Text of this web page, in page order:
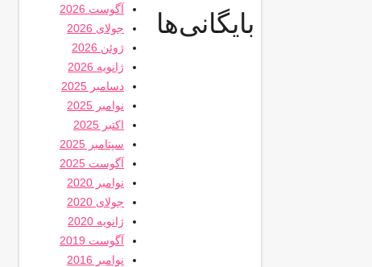
بایگانی‌ها
آگوست 2026
جولای 2026
ژوئن 2026
ژانویه 2026
دسامبر 2025
نوامبر 2025
اکتبر 2025
سپتامبر 2025
آگوست 2025
نوامبر 2020
جولای 2020
ژانویه 2020
آگوست 2019
نوامبر 2016